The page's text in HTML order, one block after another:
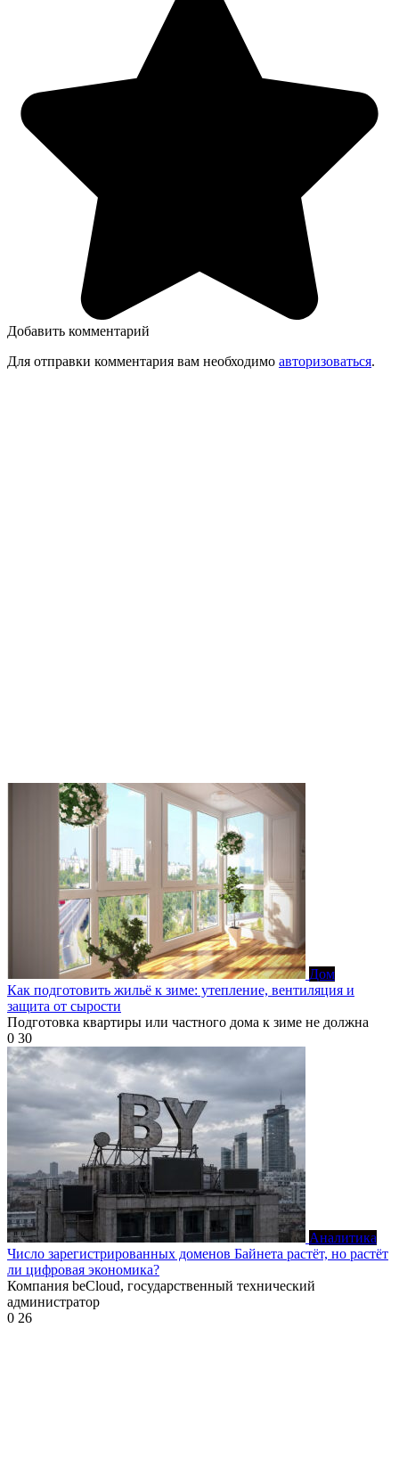
Добавить комментарий
Для отправки комментария вам необходимо авторизоваться.
Дом
Как подготовить жильё к зиме: утепление, вентиляция и
защита от сырости
Подготовка квартиры или частного дома к зиме не должна
0 30
Аналитика
Число зарегистрированных доменов Байнета растёт, но растёт
ли цифровая экономика?
Компания beCloud, государственный технический
администратор
0 26